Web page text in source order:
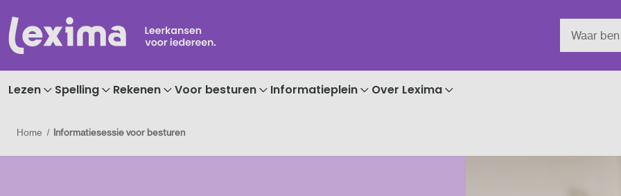
Lezen Spelling Rekenen Voor besturen Informatieplein Over Lexima
Home Informatiesessie voor besturen